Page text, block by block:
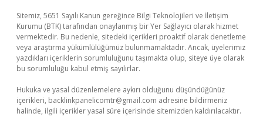
Sitemiz, 5651 Sayılı Kanun gereğince Bilgi Teknolojileri ve İletişim
Kurumu (BTK) tarafından onaylanmış bir Yer Sağlayıcı olarak hizmet
vermektedir. Bu nedenle, sitedeki içerikleri proaktif olarak denetleme
veya araştırma yükümlülüğümüz bulunmamaktadır. Ancak, üyelerimiz
yazdıkları içeriklerin sorumluluğunu taşımakta olup, siteye üye olarak
bu sorumluluğu kabul etmiş sayılırlar.
Hukuka ve yasal düzenlemelere aykırı olduğunu düşündüğünüz
içerikleri, backlinkpanelicomtr@gmail.com adresine bildirmeniz
halinde, ilgili içerikler yasal süre içerisinde sitemizden kaldırılacaktır.